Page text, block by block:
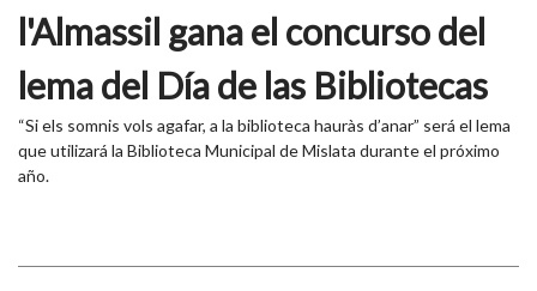
l'Almassil gana el concurso del
lema del Día de las Bibliotecas
“Si els somnis vols agafar, a la biblioteca hauràs d’anar” será el lema
que utilizará la Biblioteca Municipal de Mislata durante el próximo
año.